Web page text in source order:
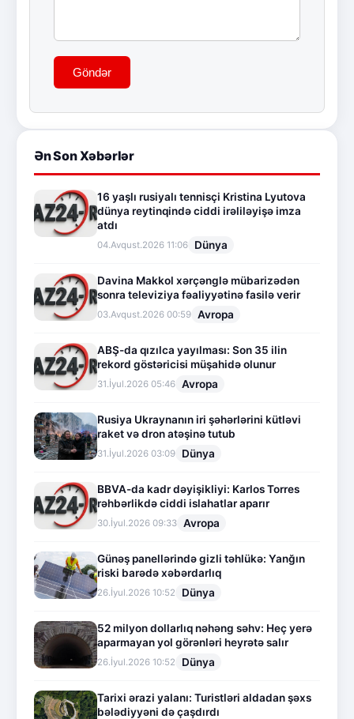
Göndər
Ən Son Xəbərlər
16 yaşlı rusiyalı tennisçi Kristina Lyutova
dünya reytinqində ciddi irəliləyişə imza
atdı
04.Avqust.2026 11:06 Dünya
Davina Makkol xərçənglə mübarizədən
sonra televiziya fəaliyyətinə fasilə verir
03.Avqust.2026 00:59 Avropa
ABŞ-da qızılca yayılması: Son 35 ilin
rekord göstəricisi müşahidə olunur
31.İyul.2026 05:46 Avropa
Rusiya Ukraynanın iri şəhərlərini kütləvi
raket və dron atəşinə tutub
31.İyul.2026 03:09 Dünya
BBVA-da kadr dəyişikliyi: Karlos Torres
rəhbərlikdə ciddi islahatlar aparır
30.İyul.2026 09:33 Avropa
Günəş panellərində gizli təhlükə: Yanğın
riski barədə xəbərdarlıq
26.İyul.2026 10:52 Dünya
52 milyon dollarlıq nəhəng səhv: Heç yerə
aparmayan yol görənləri heyrətə salır
26.İyul.2026 10:52 Dünya
Tarixi ərazi yalanı: Turistləri aldadan şəxs
bələdiyyəni də çaşdırdı